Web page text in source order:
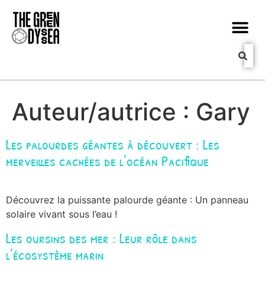
Auteur/autrice : Gary
Les palourdes géantes à découvert : Les
merveilles cachées de l’océan Pacifique
Découvrez la puissante palourde géante : Un panneau
solaire vivant sous l’eau !
Les oursins des mer : Leur rôle dans
l’écosystème marin